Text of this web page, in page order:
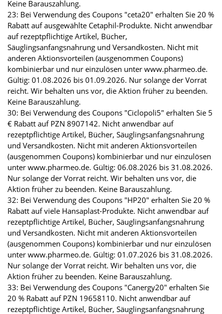
Keine Barauszahlung.
23: Bei Verwendung des Coupons "ceta20" erhalten Sie 20 %
Rabatt auf ausgewählte Cetaphil-Produkte. Nicht anwendbar
auf rezeptpflichtige Artikel, Bücher,
Säuglingsanfangsnahrung und Versandkosten. Nicht mit
anderen Aktionsvorteilen (ausgenommen Coupons)
kombinierbar und nur einzulösen unter www.pharmeo.de.
Gültig: 01.08.2026 bis 01.09.2026. Nur solange der Vorrat
reicht. Wir behalten uns vor, die Aktion früher zu beenden.
Keine Barauszahlung.
30: Bei Verwendung des Coupons "Ciclopoli5" erhalten Sie 5
€ Rabatt auf PZN 8907142. Nicht anwendbar auf
rezeptpflichtige Artikel, Bücher, Säuglingsanfangsnahrung
und Versandkosten. Nicht mit anderen Aktionsvorteilen
(ausgenommen Coupons) kombinierbar und nur einzulösen
unter www.pharmeo.de. Gültig: 06.08.2026 bis 31.08.2026.
Nur solange der Vorrat reicht. Wir behalten uns vor, die
Aktion früher zu beenden. Keine Barauszahlung.
32: Bei Verwendung des Coupons "HP20" erhalten Sie 20 %
Rabatt auf viele Hansaplast-Produkte. Nicht anwendbar auf
rezeptpflichtige Artikel, Bücher, Säuglingsanfangsnahrung
und Versandkosten. Nicht mit anderen Aktionsvorteilen
(ausgenommen Coupons) kombinierbar und nur einzulösen
unter www.pharmeo.de. Gültig: 01.07.2026 bis 31.08.2026.
Nur solange der Vorrat reicht. Wir behalten uns vor, die
Aktion früher zu beenden. Keine Barauszahlung.
33: Bei Verwendung des Coupons "Canergy20" erhalten Sie
20 % Rabatt auf PZN 19658110. Nicht anwendbar auf
rezeptpflichtige Artikel, Bücher, Säuglingsanfangsnahrung